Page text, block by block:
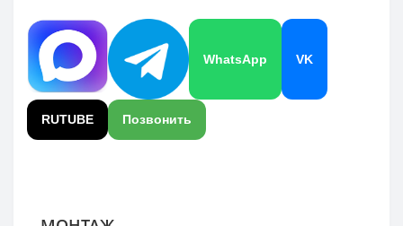
WhatsApp VK
RUTUBE Позвонить